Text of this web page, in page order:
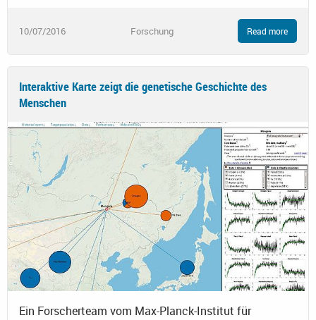
10/07/2016 Forschung Read more
Interaktive Karte zeigt die genetische Geschichte des
Menschen
Ein Forscherteam vom Max-Planck-Institut für